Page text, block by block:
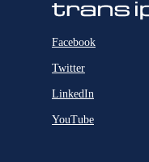
Facebook
Twitter
LinkedIn
YouTube